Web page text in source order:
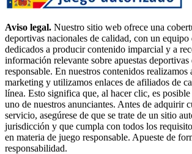
Aviso legal. Nuestro sitio web ofrece una
deportivas nacionales de calidad, con un equipo
dedicados a producir contenido imparcial y a
información relevante sobre apuestas
responsable. En nuestros contenidos realizamos
marketing y utilizamos enlaces de afiliados de
línea. Esto significa que, al hacer clic, es
uno de nuestros anunciantes. Antes de adquirir
servicio, asegúrese de que se trate de un sitio
jurisdicción y que cumpla con todos los
en materia de juego responsable. Apueste de
responsabilidad.